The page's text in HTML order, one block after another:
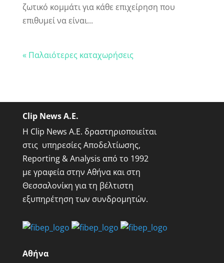
ζωτικό κομμάτι για κάθε επιχείρηση που
επιθυμεί να είναι...
« Παλαιότερες καταχωρήσεις
Clip News A.E.
Η Clip News A.E. δραστηριοποιείται
στις υπηρεσίες Αποδελτίωσης,
Reporting & Analysis από το 1992
με γραφεία στην Αθήνα και στη
Θεσσαλονίκη για τη βέλτιστη
εξυπηρέτηση των συνδρομητών.
Αθήνα